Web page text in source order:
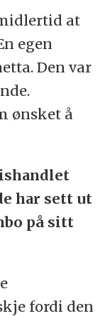
at
egen
Den var
ønsket å
har sett ut
på sitt
fordi den